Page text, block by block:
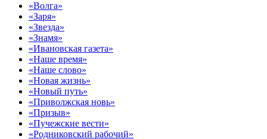
«Волга»
«Заря»
«Звезда»
«Знамя»
«Ивановская газета»
«Наше время»
«Наше слово»
«Новая жизнь»
«Новый путь»
«Приволжская новь»
«Призыв»
«Пучежские вести»
«Родниковский рабочий»